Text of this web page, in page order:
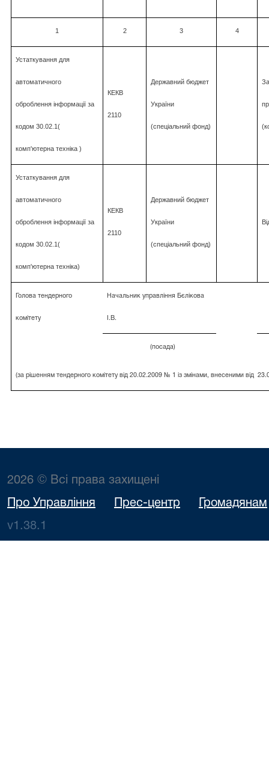
1 2 3 4
Устаткування для
автоматичного
оброблення інформації за
кодом 30.02.1(
комп'ютерна техніка )
КЕКВ
2110
Державний бюджет
України
(спеціальний фонд)
Устаткування для
автоматичного
оброблення інформації за
кодом 30.02.1(
комп'ютерна техніка)
КЕКВ
2110
Державний бюджет
України
(спеціальний фонд)
Голова тендерного
комітету
Начальник управління Бєлікова
І.В.
(посада)
(за рішенням тендерного комітету від 20.02.2009 № 1 із змінами, внесеними від
2026 © Всі права захищені
Про Управління Прес-центр Громадянам
v1.38.1